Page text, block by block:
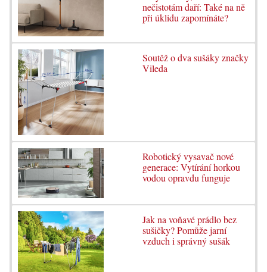
nečistotám daří: Také na ně
při úklidu zapomínáte?
Soutěž o dva sušáky značky
Vileda
Robotický vysavač nové
generace: Vytírání horkou
vodou opravdu funguje
Jak na voňavé prádlo bez
sušičky? Pomůže jarní
vzduch i správný sušák